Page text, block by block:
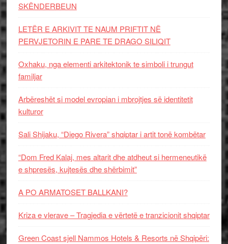
SKËNDERBEUN
LETËR E ARKIVIT TE NAUM PRIFTIT NË
PERVJETORIN E PARE TE DRAGO SILIQIT
Oxhaku, nga elementi arkitektonik te simboli i trungut
familjar
Arbëreshët si model evropian i mbrojtjes së identitetit
kulturor
Sali Shijaku, “Diego Rivera” shqiptar i artit tonë kombëtar
“Dom Fred Kalaj, mes altarit dhe atdheut si hermeneutikë
e shpresës, kujtesës dhe shërbimit”
A PO ARMATOSET BALLKANI?
Kriza e vlerave – Tragjedia e vërtetë e tranzicionit shqiptar
Green Coast sjell Nammos Hotels & Resorts në Shqipëri: